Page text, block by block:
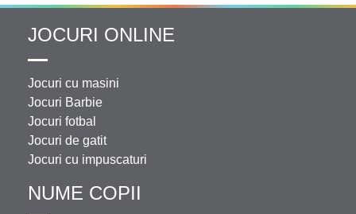
JOCURI ONLINE
Jocuri cu masini
Jocuri Barbie
Jocuri fotbal
Jocuri de gatit
Jocuri cu impuscaturi
NUME COPII